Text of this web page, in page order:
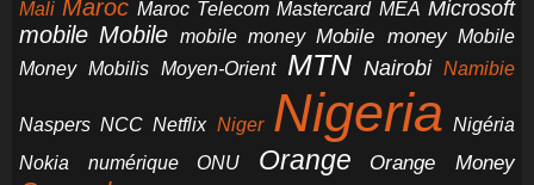
Mali Maroc Maroc Telecom Mastercard MEA Microsoft
mobile Mobile mobile money Mobile money Mobile
Money Mobilis Moyen-Orient MTN Nairobi Namibie
Naspers NCC Netflix Niger Nigeria Nigéria
Nokia
numérique ONU Orange Orange Money